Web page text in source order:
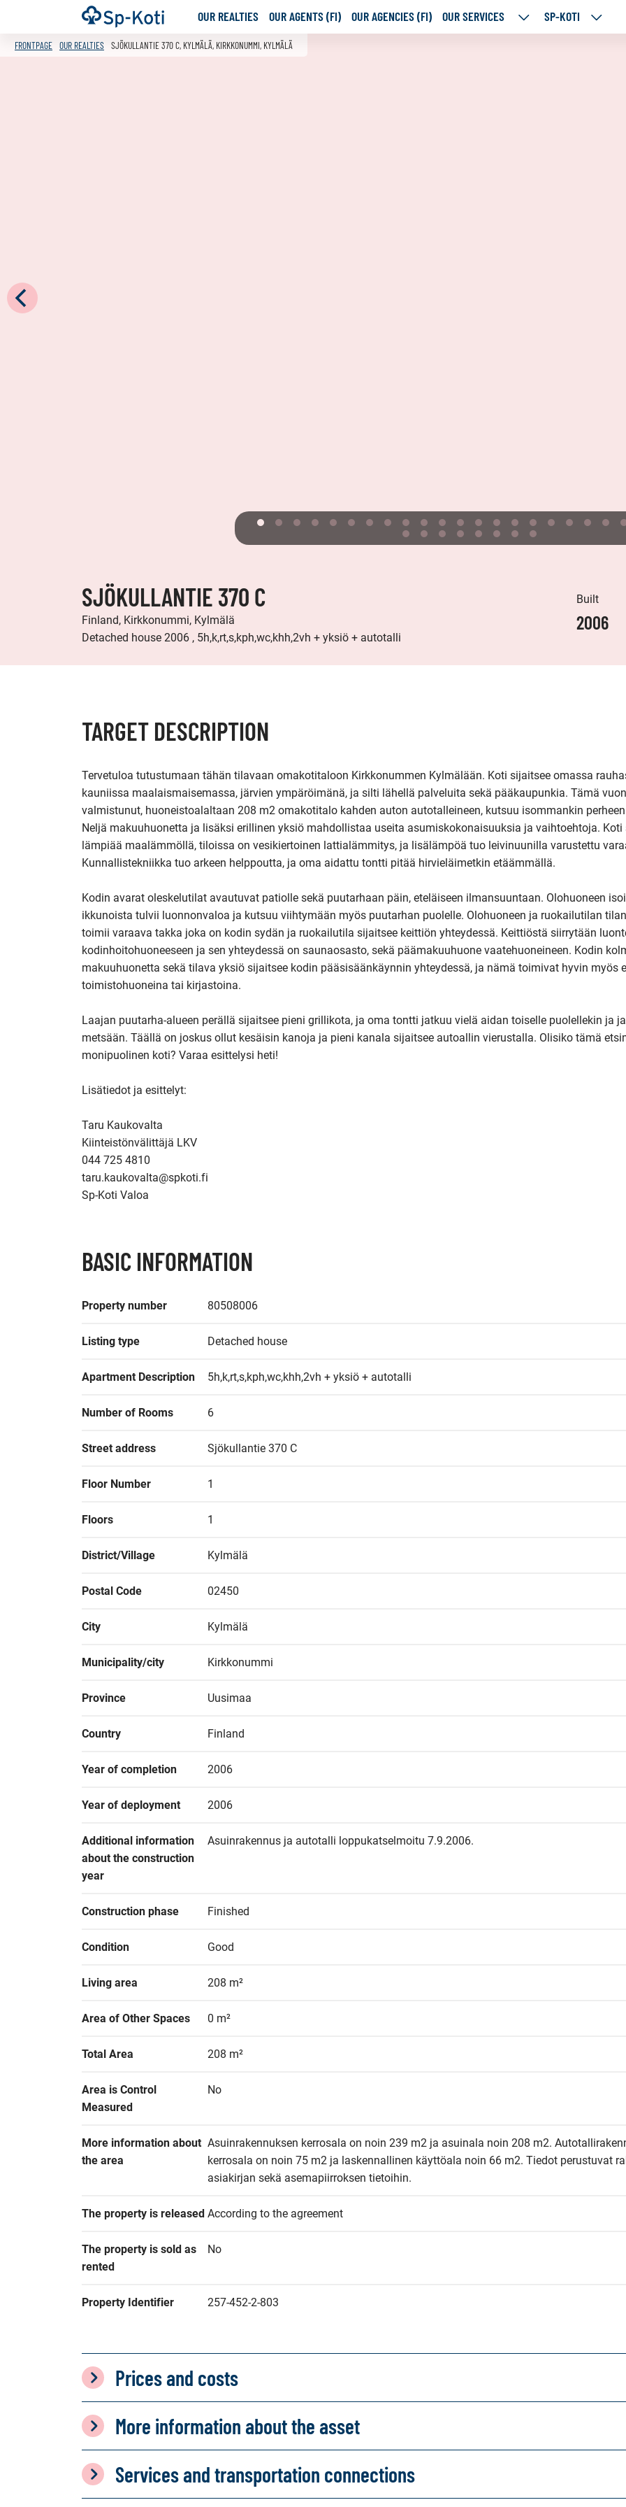
Go
to
content
Frontpage OUR REALTIES OUR AGENTS (FI) OUR AGENCIES (FI) OUR SERVICES
OUR
SP-KOTI
SP-
FRONTPAGE OUR REALTIES SJÖKULLANTIE 370 C, KYLMÄLÄ, KIRKKONUMMI, KYLMÄLÄ
SJÖKULLANTIE 370 C
Finland, Kirkkonummi, Kylmälä
Detached house 2006 , 5h,k,rt,s,kph,wc,khh,2vh + yksiö + autotalli
Built
2006
TARGET DESCRIPTION
Tervetuloa tutustumaan tähän tilavaan omakotitaloon Kirkkonummen Kylmälään. Koti sijaitsee omassa
kauniissa maalaismaisemassa, järvien ympäröimänä, ja silti lähellä palveluita sekä pääkaupunkia. Tämä
valmistunut, huoneistoalaltaan 208 m2 omakotitalo kahden auton autotalleineen, kutsuu isommankin
Neljä makuuhuonetta ja lisäksi erillinen yksiö mahdollistaa useita asumiskokonaisuuksia ja vaihtoehtoja. Koti
lämpiää maalämmöllä, tiloissa on vesikiertoinen lattialämmitys, ja lisälämpöä tuo leivinuunilla varustettu
Kunnallistekniikka tuo arkeen helppoutta, ja oma aidattu tontti pitää hirvieläimetkin etäämmällä.
Kodin avarat oleskelutilat avautuvat patiolle sekä puutarhaan päin, eteläiseen ilmansuuntaan. Olohuoneen
ikkunoista tulvii luonnonvaloa ja kutsuu viihtymään myös puutarhan puolelle. Olohuoneen ja ruokailutilan
toimii varaava takka joka on kodin sydän ja ruokailutila sijaitsee keittiön yhteydessä. Keittiöstä siirrytään
kodinhoitohuoneeseen ja sen yhteydessä on saunaosasto, sekä päämakuuhuone vaatehuoneineen. Kodin
makuuhuonetta sekä tilava yksiö sijaitsee kodin pääsisäänkäynnin yhteydessä, ja nämä toimivat hyvin myös
toimistohuoneina tai kirjastoina.
Laajan puutarha-alueen perällä sijaitsee pieni grillikota, ja oma tontti jatkuu vielä aidan toiselle puolellekin ja
metsään. Täällä on joskus ollut kesäisin kanoja ja pieni kanala sijaitsee autoallin vierustalla. Olisiko tämä
monipuolinen koti? Varaa esittelysi heti!
Lisätiedot ja esittelyt:
Taru Kaukovalta
Kiinteistönvälittäjä LKV
044 725 4810
taru.kaukovalta@spkoti.fi
BASIC INFORMATION
Property number 80508006
Listing type Detached house
Apartment Description 5h,k,rt,s,kph,wc,khh,2vh + yksiö + autotalli
Number of Rooms 6
Street address Sjökullantie 370 C
Floor Number 1
Floors 1
District/Village Kylmälä
Postal Code 02450
City Kylmälä
Municipality/city Kirkkonummi
Province Uusimaa
Country Finland
Year of completion 2006
Year of deployment 2006
Additional information
about the construction
year
Asuinrakennus ja autotalli loppukatselmoitu 7.9.2006.
Construction phase Finished
Condition Good
Living area 208 m²
Area of Other Spaces 0 m²
Total Area 208 m²
Area is Control
Measured
No
More information about
the area
Asuinrakennuksen kerrosala on noin 239 m2 ja asuinala noin 208 m2.
kerrosala on noin 75 m2 ja laskennallinen käyttöala noin 66 m2. Tiedot perustuvat
asiakirjan sekä asemapiirroksen tietoihin.
The property is released According to the agreement
The property is sold as
rented
No
Property Identifier 257-452-2-803
Prices and costs
More information about the asset
Services and transportation connections